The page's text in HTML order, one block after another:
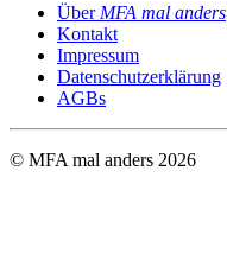
Über MFA mal anders
Kontakt
Impressum
Datenschutzerklärung
AGBs
© MFA mal anders 2026